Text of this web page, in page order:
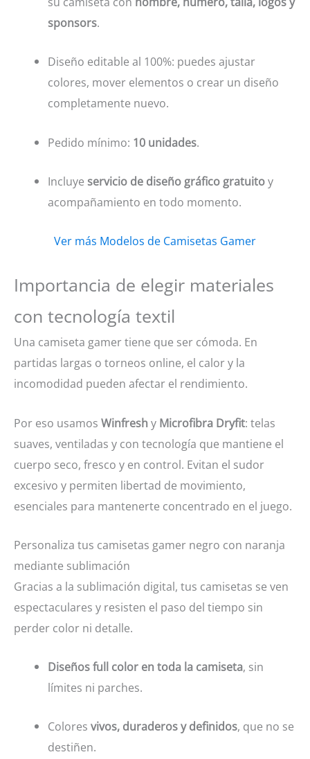
sponsors.
Diseño editable al 100%: puedes ajustar
colores, mover elementos o crear un diseño
completamente nuevo.
Pedido mínimo: 10 unidades.
Incluyeservicio de diseño gráfico gratuitoy
acompañamiento en todo momento.
Ver más Modelos de Camisetas Gamer
Importancia de elegir materiales
con tecnología textil
Una camiseta gamer tiene que ser cómoda. En
partidas largas o torneos online, el calor y la
incomodidad pueden afectar el rendimiento.
Por eso usamos Winfresh y Microfibra Dryfit: telas
suaves, ventiladas y con tecnología que mantiene el
cuerpo seco, fresco y en control. Evitan el sudor
excesivo y permiten libertad de movimiento,
esenciales para mantenerte concentrado en el juego.
Personaliza tus camisetas gamer negro con naranja
mediante sublimación
Gracias a la sublimación digital, tus camisetas se ven
espectaculares y resisten el paso del tiempo sin
perder color ni detalle.
Diseños full color en toda la camiseta, sin
límites ni parches.
Coloresvivos, duraderos y definidos, que no se
destiñen.